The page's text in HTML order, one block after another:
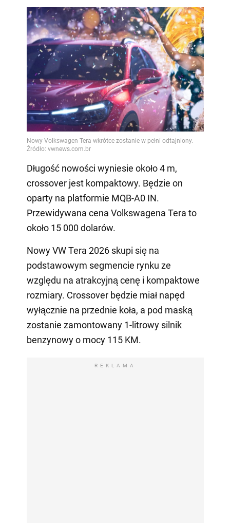
Długość nowości wyniesie około 4 m,
crossover jest kompaktowy. Będzie on
oparty na platformie MQB-A0 IN.
Przewidywana cena Volkswagena Tera to
około 15 000 dolarów.
Nowy VW Tera 2026 skupi się na
podstawowym segmencie rynku ze
względu na atrakcyjną cenę i kompaktowe
rozmiary. Crossover będzie miał napęd
wyłącznie na przednie koła, a pod maską
zostanie zamontowany 1-litrowy silnik
benzynowy o mocy 115 KM.
REKLAMA